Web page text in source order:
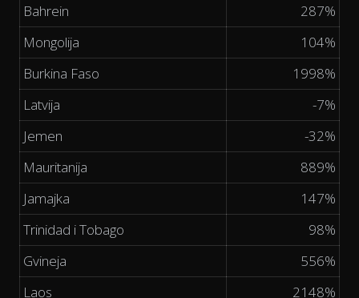
Bahrein
287%
Mongolija
104%
Burkina Faso
1998%
Latvija
-7%
Jemen
-32%
Mauritanija
889%
Jamajka
147%
Trinidad i Tobago
98%
Gvineja
556%
Laos
2148%